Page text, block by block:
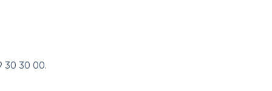
30 30 00.